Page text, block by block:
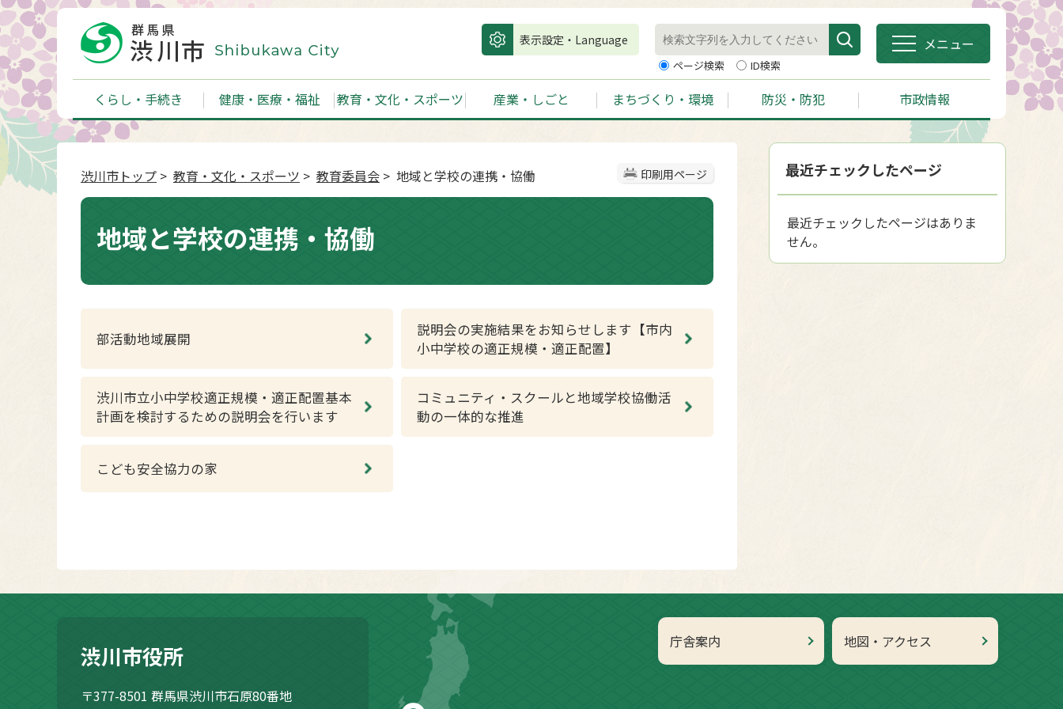
表示設定・Language
ページ検索 ID検索
メニュー
くらし・手続き 健康・医療・福祉 教育・文化・スポーツ 産業・しごと まちづくり・環境 防災・防犯 市政情報
印刷用ページ
渋川市トップ > 教育・文化・スポーツ > 教育委員会 > 地域と学校の連携・協働
地域と学校の連携・協働
部活動地域展開
説明会の実施結果をお知らせします【市内
小中学校の適正規模・適正配置】
渋川市立小中学校適正規模・適正配置基本
計画を検討するための説明会を行います
コミュニティ・スクールと地域学校協働活
動の一体的な推進
こども安全協力の家
最近チェックしたページ
最近チェックしたページはありま
せん。
庁舎案内 地図・アクセス
渋川市役所
〒377-8501 群馬県渋川市石原80番地